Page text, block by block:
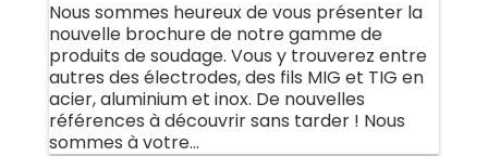
Nous sommes heureux de vous présenter la
nouvelle brochure de notre gamme de
produits de soudage. Vous y trouverez entre
autres des électrodes, des fils MIG et TIG en
acier, aluminium et inox. De nouvelles
références à découvrir sans tarder ! Nous
sommes à votre...